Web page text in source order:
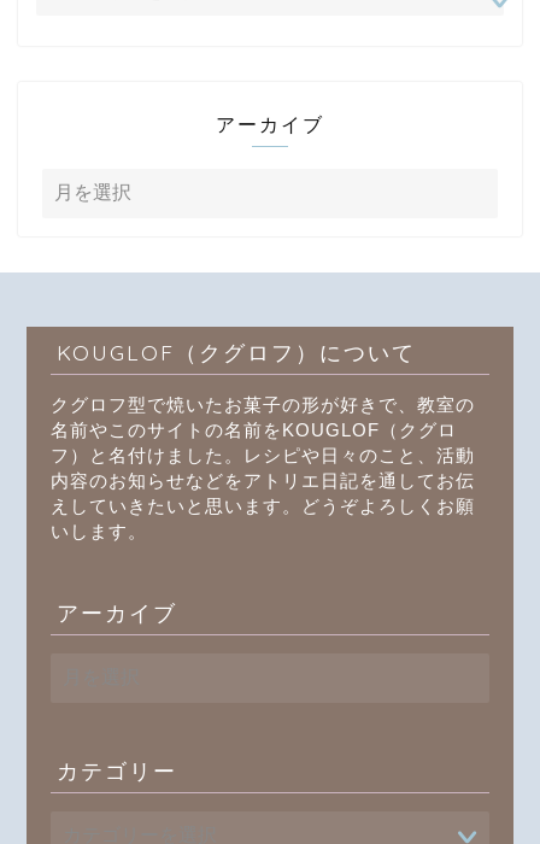
アーカイブ
KOUGLOF（クグロフ）について
クグロフ型で焼いたお菓子の形が好きで、教室の
名前やこのサイトの名前をKOUGLOF（クグロ
フ）と名付けました。レシピや日々のこと、活動
内容のお知らせなどをアトリエ日記を通してお伝
えしていきたいと思います。どうぞよろしくお願
いします。
アーカイブ
ブ
カテゴリー
プロフィール